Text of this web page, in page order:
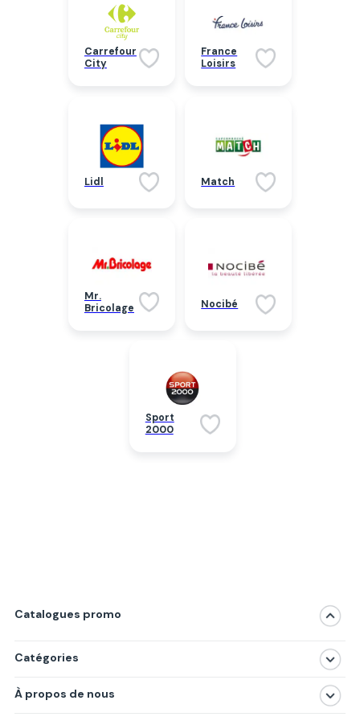
Carrefour
City
France
Loisirs
Lidl Match
Mr.
Bricolage
Nocibé
Sport
2000
Catalogues promo
Catégories
Produits
À propos de nous